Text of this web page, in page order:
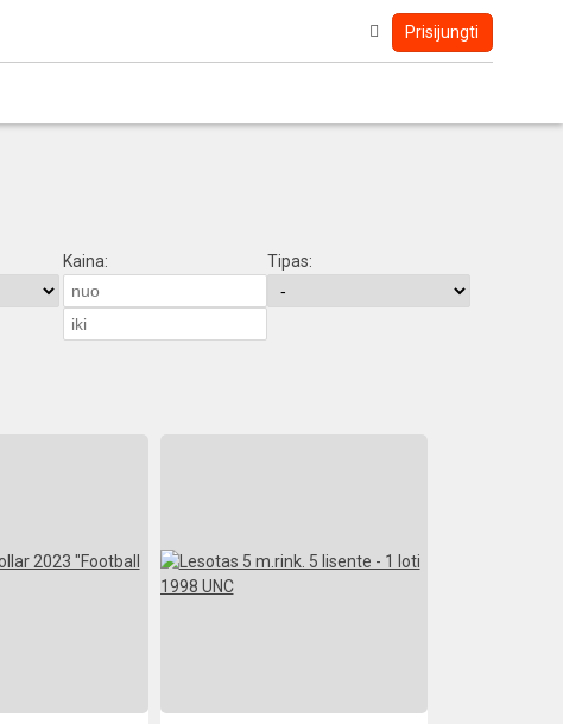
Prisijungti
Kaina: Tipas: